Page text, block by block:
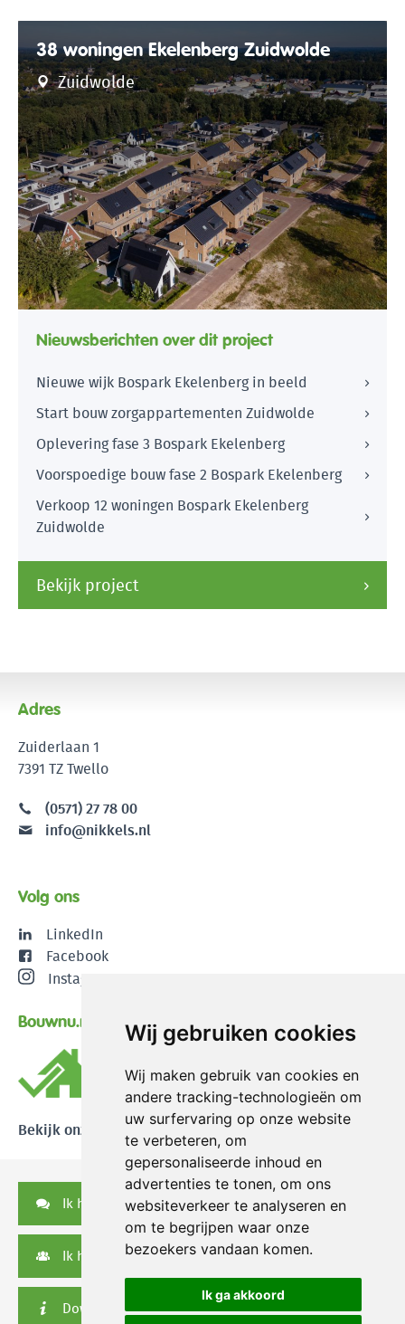
Wij gebruiken cookies
Wij maken gebruik van cookies en
andere tracking-technologieën om
uw surfervaring op onze website
te verbeteren, om
gepersonaliseerde inhoud en
advertenties te tonen, om ons
websiteverkeer te analyseren en
om te begrijpen waar onze
bezoekers vandaan komen.
Ik ga akkoord
38 woningen Ekelenberg Zuidwolde
Zuidwolde
Nieuwsberichten over dit project
Nieuwe wijk Bospark Ekelenberg in beeld
Start bouw zorgappartementen Zuidwolde
Oplevering fase 3 Bospark Ekelenberg
Voorspoedige bouw fase 2 Bospark Ekelenberg
Verkoop 12 woningen Bospark Ekelenberg
Zuidwolde
Bekijk project
Adres
Zuiderlaan 1
7391 TZ Twello
(0571) 27 78 00
info@nikkels.nl
Volg ons
LinkedIn
Facebook
Instagram
Bouwnu.nl
Bekijk onze reviews
Ik heb een vraag
Ik heb een serviceverzoek
Downloads